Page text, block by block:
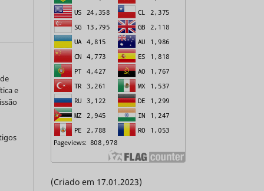
e
(Criado em 17.01.2023)